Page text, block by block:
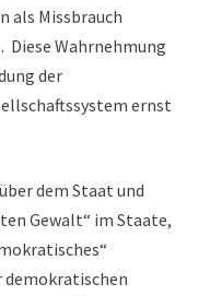
als Missbrauch
Diese Wahrnehmung
der
ernst
dem Staat und
Gewalt“ im Staate,
demokratischen